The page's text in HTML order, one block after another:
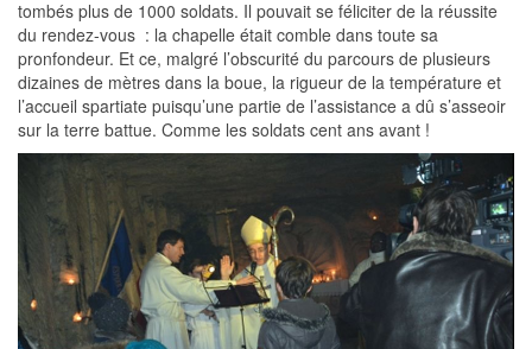
tombés plus de 1000 soldats. Il pouvait se féliciter de la réussite
du rendez-vous : la chapelle était comble dans toute sa
pronfondeur. Et ce, malgré l’obscurité du parcours de plusieurs
dizaines de mètres dans la boue, la rigueur de la température et
l’accueil spartiate puisqu’une partie de l’assistance a dû s’asseoir
sur la terre battue. Comme les soldats cent ans avant !